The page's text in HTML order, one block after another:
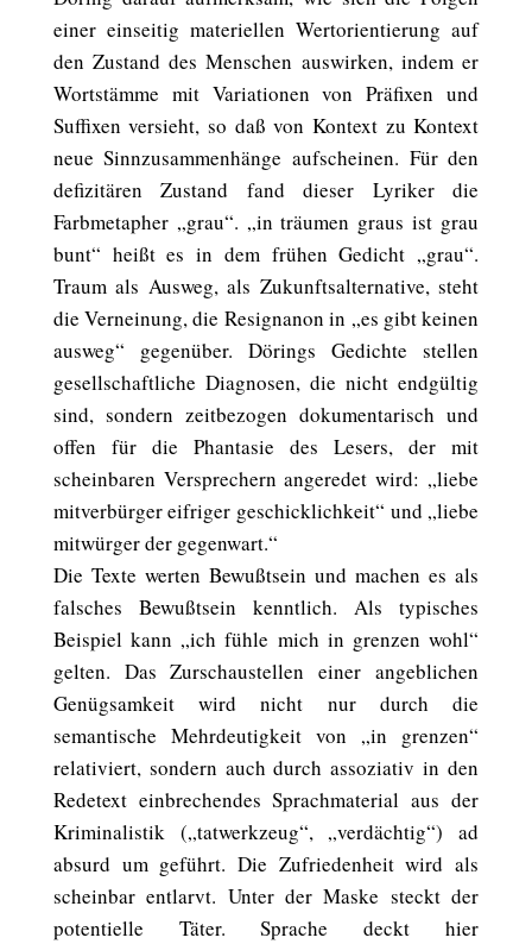
einer einseitig materiellen Wertorientierung auf
den Zustand des Menschen auswirken, indem er
Wortstämme mit Variationen von Präfixen und
Suffixen versieht, so daß von Kontext zu Kontext
neue Sinnzusammenhänge aufscheinen. Für den
defizitären Zustand fand dieser Lyriker die
Farbmetapher „grau“. „in träumen graus ist grau
bunt“ heißt es in dem frühen Gedicht „grau“.
Traum als Ausweg, als Zukunftsalternative, steht
die Verneinung, die Resignanon in „es gibt keinen
ausweg“ gegenüber. Dörings Gedichte stellen
gesellschaftliche Diagnosen, die nicht endgültig
sind, sondern zeitbezogen dokumentarisch und
offen für die Phantasie des Lesers, der mit
scheinbaren Versprechern angeredet wird: „liebe
mitverbürger eifriger geschicklichkeit“ und „liebe
mitwürger der gegenwart.“
Die Texte werten Bewußtsein und machen es als
falsches Bewußtsein kenntlich. Als typisches
Beispiel kann „ich fühle mich in grenzen wohl“
gelten. Das Zurschaustellen einer angeblichen
Genügsamkeit wird nicht nur durch die
semantische Mehrdeutigkeit von „in grenzen“
relativiert, sondern auch durch assoziativ in den
Redetext einbrechendes Sprachmaterial aus der
Kriminalistik („tatwerkzeug“, „verdächtig“) ad
absurd um geführt. Die Zufriedenheit wird als
scheinbar entlarvt. Unter der Maske steckt der
potentielle Täter. Sprache deckt hier